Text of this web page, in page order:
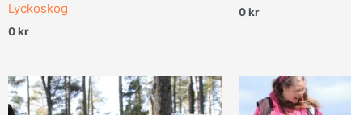
Lyckoskog
0kr
0kr